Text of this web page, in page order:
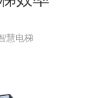
慧电梯